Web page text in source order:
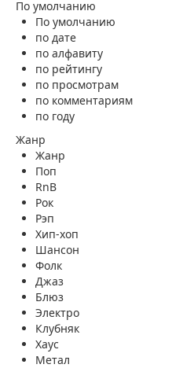
По умолчанию
По умолчанию
по дате
по алфавиту
по рейтингу
по просмотрам
по комментариям
по году
Жанр
Жанр
Поп
RnB
Рок
Рэп
Хип-хоп
Шансон
Фолк
Джаз
Блюз
Электро
Клубняк
Хаус
Метал